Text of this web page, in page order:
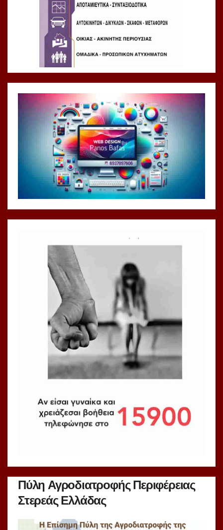
Πύλη Αγροδιατροφής Περιφέρειας
Στερεάς Ελλάδας